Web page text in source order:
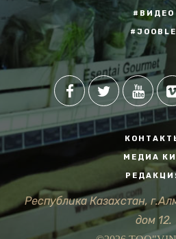
#ВИДЕО
#JOOBLE
МЕДИА
Республика Казахстан,
дом 12.